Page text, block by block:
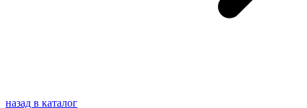
назад в каталог